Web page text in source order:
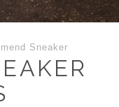
Sneaker